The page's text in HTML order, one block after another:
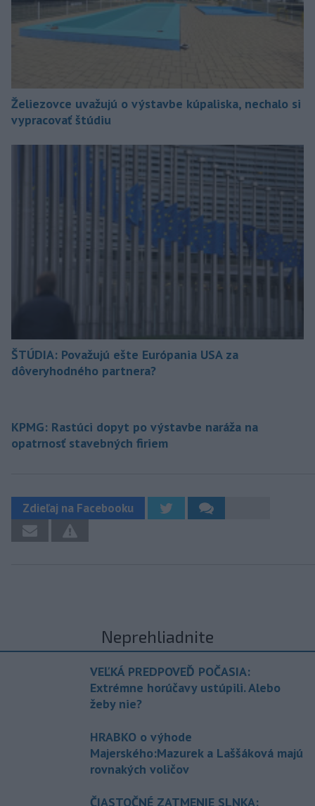
Želiezovce uvažujú o výstavbe kúpaliska, nechalo si
vypracovať štúdiu
ŠTÚDIA: Považujú ešte Európania USA za
dôveryhodného partnera?
KPMG: Rastúci dopyt po výstavbe naráža na
opatrnosť stavebných firiem
Zdieľaj na Facebooku
Neprehliadnite
VEĽKÁ PREDPOVEĎ POČASIA:
Extrémne horúčavy ustúpili. Alebo
žeby nie?
HRABKO o výhode
Majerského:Mazurek a Laššáková majú
rovnakých voličov
ČIASTOČNÉ ZATMENIE SLNKA: